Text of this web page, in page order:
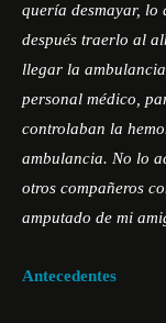
quería desmayar,
después traerlo al
llegar la
personal médico,
controlaban la
ambulancia. No lo
otros compañeros
amputado de mi
Antecedentes